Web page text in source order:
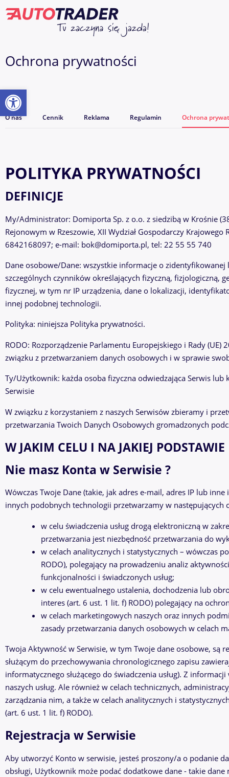
Ochrona prywatności
O nas Cennik Reklama Regulamin Ochrona
POLITYKA PRYWATNOŚCI
DEFINICJE
My/Administrator: Domiporta Sp. z o.o. z siedzibą w Krośnie
Rejonowym w Rzeszowie, XII Wydział Gospodarczy
6842168097; e-mail: bok@domiporta.pl, tel: 22 55 55 740
Dane osobowe/Dane: wszystkie informacje o
szczególnych czynników określających fizyczną, fizjologiczną,
fizycznej, w tym nr IP urządzenia, dane o lokalizacji,
innej podobnej technologii.
Polityka: niniejsza Polityka prywatności.
RODO: Rozporządzenie Parlamentu Europejskiego i Rady
związku z przetwarzaniem danych osobowych i w sprawie
Ty/Użytkownik: każda osoba fizyczna odwiedzająca Serwis
Serwisie
W związku z korzystaniem z naszych Serwisów zbieramy i
przetwarzania Twoich Danych Osobowych gromadzonych
W JAKIM CELU I NA JAKIEJ
Nie masz Konta w Serwisie ?
Wówczas Twoje Dane (takie, jak adres e-mail, adres IP lub
innych podobnych technologii przetwarzamy w następujących
w celu świadczenia usług drogą elektroniczną w
przetwarzania jest niezbędność przetwarzania do
w celach analitycznych i statystycznych – wówczas
RODO), polegający na prowadzeniu analiz
funkcjonalności i świadczonych usług;
w celu ewentualnego ustalenia, dochodzenia lub
interes (art. 6 ust. 1 lit. f) RODO) polegający na
w celach marketingowych naszych oraz innych
zasady przetwarzania danych osobowych w celach
Twoja Aktywność w Serwisie, w tym Twoje dane osobowe,
służącym do przechowywania chronologicznego zapisu
informatycznego służącego do świadczenia usług). Z
naszych usług. Ale również w celach technicznych,
zarządzania nim, a także w celach analitycznych i
(art. 6 ust. 1 lit. f) RODO).
Rejestracja w Serwisie
Aby utworzyć Konto w serwisie, jesteś proszony/a o podanie
obsługi, Użytkownik może podać dodatkowe dane - takie
Otwórz pasek narzędzi